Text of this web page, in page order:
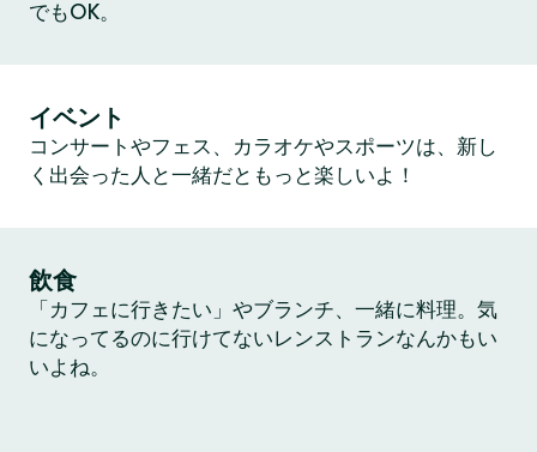
でもOK。
イベント
コンサートやフェス、カラオケやスポーツは、新し
く出会った人と一緒だともっと楽しいよ！
飲食
「カフェに行きたい」やブランチ、一緒に料理。気
になってるのに行けてないレンストランなんかもい
いよね。